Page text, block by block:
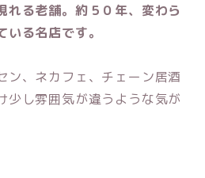
れる老舗。約５０年、変わら
る名店です。
ン、ネカフェ、チェーン居酒
少し雰囲気が違うような気が